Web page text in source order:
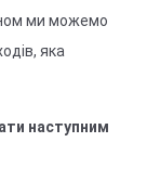
ми можемо
яка
наступним